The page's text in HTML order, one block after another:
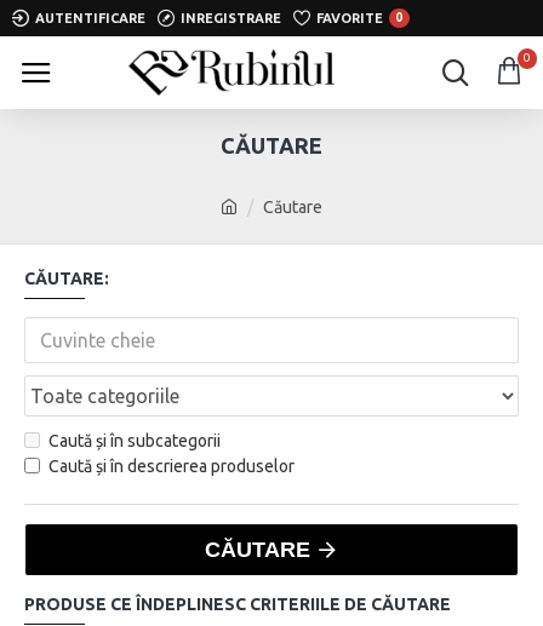
AUTENTIFICARE INREGISTRARE FAVORITE 0
0
Căutare
CĂUTARE
CĂUTARE:
Caută și în subcategorii
Caută și în descrierea produselor
CĂUTARE
PRODUSE CE ÎNDEPLINESC CRITERIILE DE CĂUTARE